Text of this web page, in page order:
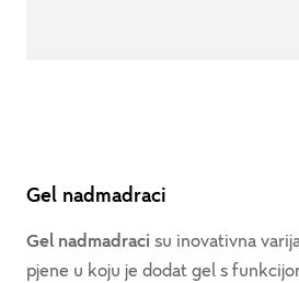
Gel nadmadraci
Gel nadmadraci su inovativna
pjene u koju je dodat gel s